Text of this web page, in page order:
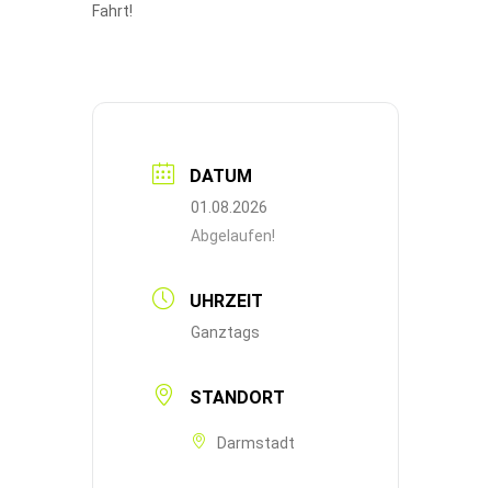
Fahrt!
DATUM
01.08.2026
Abgelaufen!
UHRZEIT
Ganztags
STANDORT
Darmstadt